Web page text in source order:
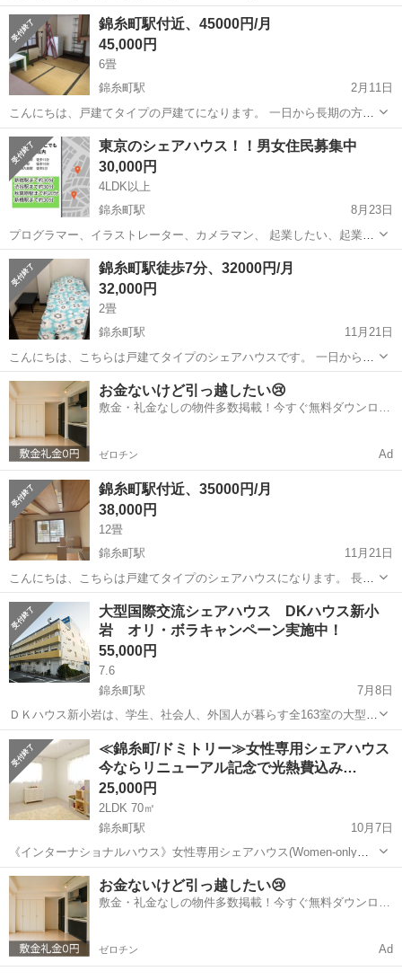
東京 墨田区 錦糸町駅 シェアハウス
錦糸町駅付近、45000円/月
45,000円
6畳
錦糸町駅
2月11日
こんにちは、戸建てタイプの戸建てになります。 一日から長期の方は
数年滞在の方もいます。 基本的に、月ごとの支払いになります。 家賃
は、月45000+光熱費 現在は、写真掲載されている45000円の部屋が今
月の末に出る予定に...
東京 墨田区 錦糸町駅 シェアハウス 家賃
東京のシェアハウス！！男女住民募集中
30,000円
4LDK以上
錦糸町駅
8月23日
プログラマー、イラストレーター、カメラマン、 起業したい、起業
家、スタートアップ、 フリーランス、ライター、 ダンサー、歌手、役
者、芸人、 YouTuber、TikToker、などのクリエイター なにか夢を追
っ...
東京 江東区 錦糸町駅 シェアハウス 徒歩
錦糸町駅徒歩7分、32000円/月
32,000円
2畳
錦糸町駅
11月21日
こんにちは、こちらは戸建てタイプのシェアハウスです。 一日から長
期の方は数年滞在の方もいます。 基本的に、月ごとの支払いになりま
す。 家賃は、月32000から55000円までの部屋があります。 写真の部
屋は毎月3200...
東京 墨田区 錦糸町駅 シェアハウス 徒歩
お金ないけど引っ越したい😢
敷金・礼金なしの物件多数掲載！今すぐ無料ダウンロー
ゼロチン Ad
錦糸町駅付近、35000円/月
38,000円
12畳
錦糸町駅
11月21日
こんにちは、こちらは戸建てタイプのシェアハウスになります。 長期
の方におすすめです。 基本的に、月ごとの支払いになります。 いま12
畳の大きい部屋は空きました。 家賃は一人の場合58000円、二人の場
合、一人につき38000...
東京 墨田区 錦糸町駅 シェアハウス
大型国際交流シェアハウス DKハウス新小
岩 オリ・ボラキャンペーン実施中！
55,000円
7.6
錦糸町駅
7月8日
ＤＫハウス新小岩は、学生、社会人、外国人が暮らす全163室の大型シ
ェアハウスです。常駐のバイリンガル（英語、日本語）のマネージャ
ーがおり、入居者の皆様に安心安全な生活をお届けしております。コ
ロナ対策もばっちり。マネージャーが...
東京 葛飾区 錦糸町駅 シェアハウス 練習場
≪錦糸町/ドミトリー≫女性専用シェアハウス
今ならリニューアル記念で光熱費込み…
25,000円
2LDK 70㎡
錦糸町駅
10月7日
《インターナショナルハウス》女性専用シェアハウス(Women-only
share houses & guest houses｜Internaytional house) ■リニューアル記
念！2.5万/光熱費込み(ド...
東京 江東区 錦糸町駅 シェアハウス ドミトリー
お金ないけど引っ越したい😢
敷金・礼金なしの物件多数掲載！今すぐ無料ダウンロー
ゼロチン Ad